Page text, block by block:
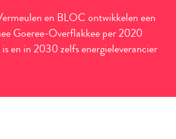
en BLOC ontwikkelen een
Goeree-Overflakkee per 2020
en in 2030 zelfs energieleverancier